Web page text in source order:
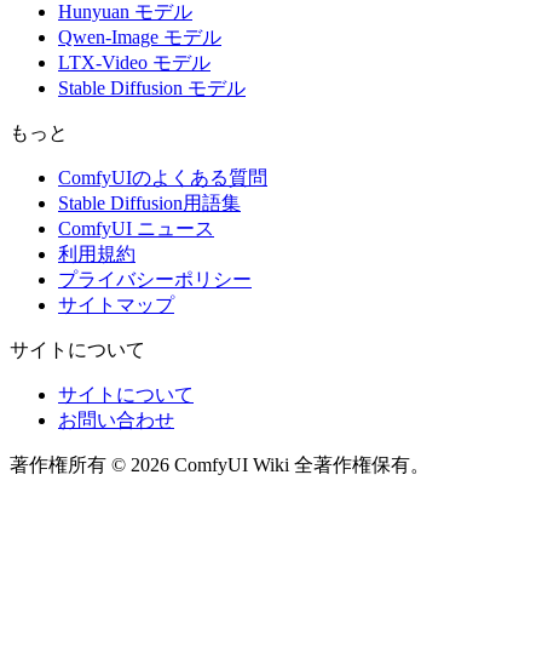
Hunyuan モデル
Qwen-Image モデル
LTX-Video モデル
Stable Diffusion モデル
もっと
ComfyUIのよくある質問
Stable Diffusion用語集
ComfyUI ニュース
利用規約
プライバシーポリシー
サイトマップ
サイトについて
サイトについて
お問い合わせ
著作権所有 © 2026 ComfyUI Wiki 全著作権保有。